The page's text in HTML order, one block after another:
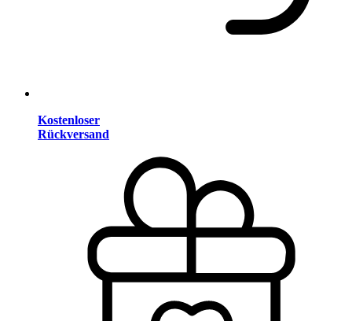
Kostenloser
Rückversand